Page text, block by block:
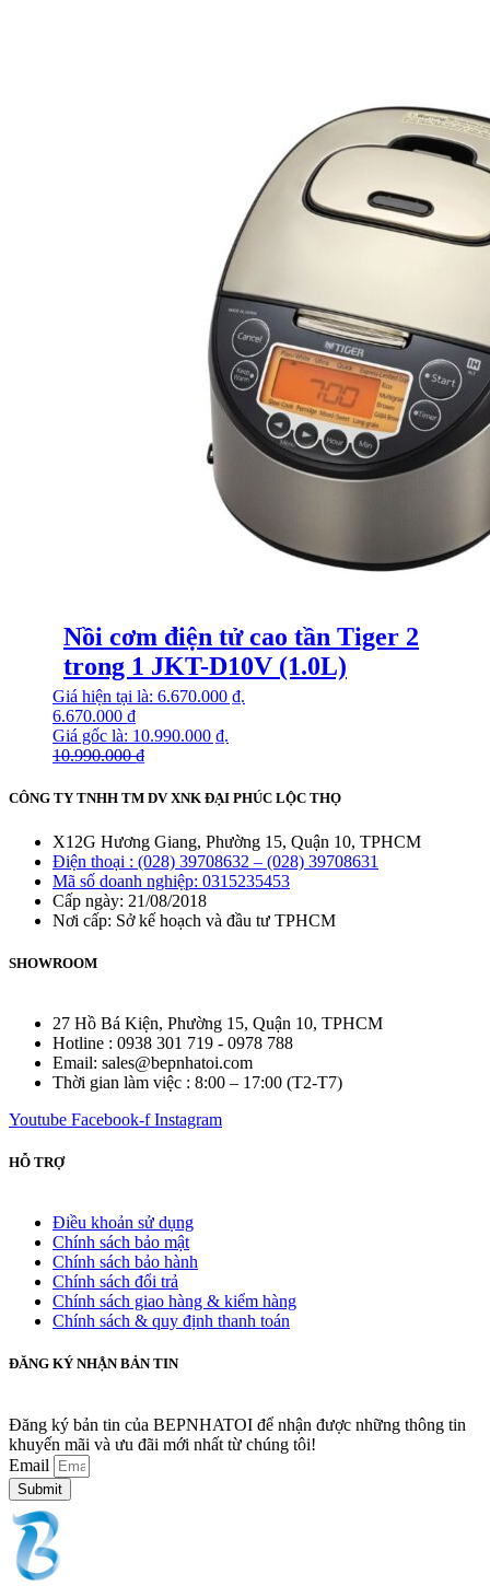
Nồi cơm điện tử cao tần Tiger 2
trong 1 JKT-D10V (1.0L)
10.990.000₫
Giá gốc là: 10.990.000 ₫.
6.670.000 ₫
Giá hiện tại là: 6.670.000 ₫.
CÔNG TY TNHH TM DV XNK ĐẠI PHÚC LỘC THỌ
X12G Hương Giang, Phường 15, Quận 10, TPHCM
Điện thoại : (028) 39708632 – (028) 39708631
Mã số doanh nghiệp: 0315235453
Cấp ngày: 21/08/2018
Nơi cấp: Sở kế hoạch và đầu tư TPHCM
SHOWROOM
27 Hồ Bá Kiện, Phường 15, Quận 10, TPHCM
Hotline : 0938 301 719 - 0978 788
Email: sales@bepnhatoi.com
Thời gian làm việc : 8:00 – 17:00 (T2-T7)
Youtube Facebook-f Instagram
HỖ TRỢ
Điều khoản sử dụng
Chính sách bảo mật
Chính sách bảo hành
Chính sách đổi trả
Chính sách giao hàng & kiểm hàng
Chính sách & quy định thanh toán
ĐĂNG KÝ NHẬN BẢN TIN
Đăng ký bản tin của BEPNHATOI để nhận được những thông tin
khuyến mãi và ưu đãi mới nhất từ chúng tôi!
Email
Submit